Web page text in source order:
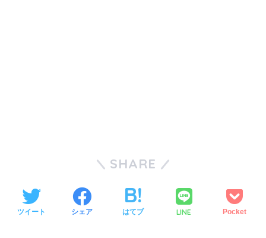
SHARE
ツイート シェア はてブ LINE Pocket